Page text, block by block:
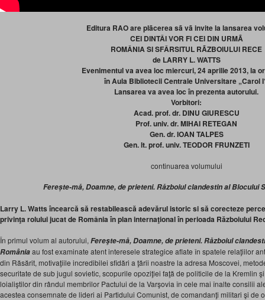
Editura RAO are plãcerea sã vã invite la lansarea
CEI DINTÂI VOR FI CEI DIN URMÃ
ROMÂNIA SI SFÂRSITUL RÃZBOIULUI RECE
de LARRY L. WATTS
Evenimentul va avea loc miercuri, 24 aprilie 2013, la
în Aula Bibliotecii Centrale Universitare „Carol
Lansarea va avea loc în prezenta autorului.
Vorbitori:
Acad. prof. dr. DINU GIURESCU
Prof. univ. dr. MIHAI RETEGAN
Gen. dr. IOAN TALPES
Gen. lt. prof. univ. TEODOR FRUNZETI
continuarea volumului
Ferește-mă, Doamne, de prieteni. Războiul clandestin al Blocului
Larry L. Watts încearcă să restabilească adevărul istoric si să corecteze
privinţa rolului jucat de România în plan internaţional în perioada Războiului
În primul volum al autorului, Fereşte-mă, Doamne, de prieteni. Războiul
Româniaau fost examinate atent interesele strategice aflate în spatele relaţiilor
din Răsărit, motivaţiile incredibilei sfidări a ţării noastre la adresa Moscovei,
securitate de sub jugul sovietic, scopurile opoziţiei faţă de politicile de la Kremlin
loialiştilor din rândul membrilor Pactului de la Varşovia în cele mai înalte consilii
acestea consemnate de lideri ai Partidului Comunist, de comandanţi militari şi de